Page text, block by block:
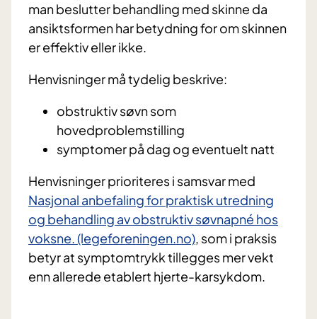
man beslutter behandling med skinne da
ansiktsformen har betydning for om skinnen
er effektiv eller ikke.
Henvisninger må tydelig beskrive:
obstruktiv søvn som
hovedproblemstilling
symptomer på dag og eventuelt natt
Henvisninger prioriteres i samsvar med
Nasjonal anbefaling for praktisk utredning
og behandling av obstruktiv søvnapné hos
voksne. (legeforeningen.no), som i praksis
betyr at symptomtrykk tillegges mer vekt
enn allerede etablert hjerte-karsykdom.